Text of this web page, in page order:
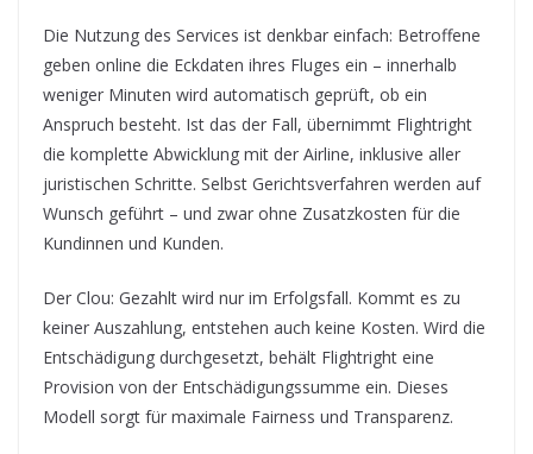
Die Nutzung des Services ist denkbar einfach: Betroffene
geben online die Eckdaten ihres Fluges ein – innerhalb
weniger Minuten wird automatisch geprüft, ob ein
Anspruch besteht. Ist das der Fall, übernimmt Flightright
die komplette Abwicklung mit der Airline, inklusive aller
juristischen Schritte. Selbst Gerichtsverfahren werden auf
Wunsch geführt – und zwar ohne Zusatzkosten für die
Kundinnen und Kunden.
Der Clou: Gezahlt wird nur im Erfolgsfall. Kommt es zu
keiner Auszahlung, entstehen auch keine Kosten. Wird die
Entschädigung durchgesetzt, behält Flightright eine
Provision von der Entschädigungssumme ein. Dieses
Modell sorgt für maximale Fairness und Transparenz.